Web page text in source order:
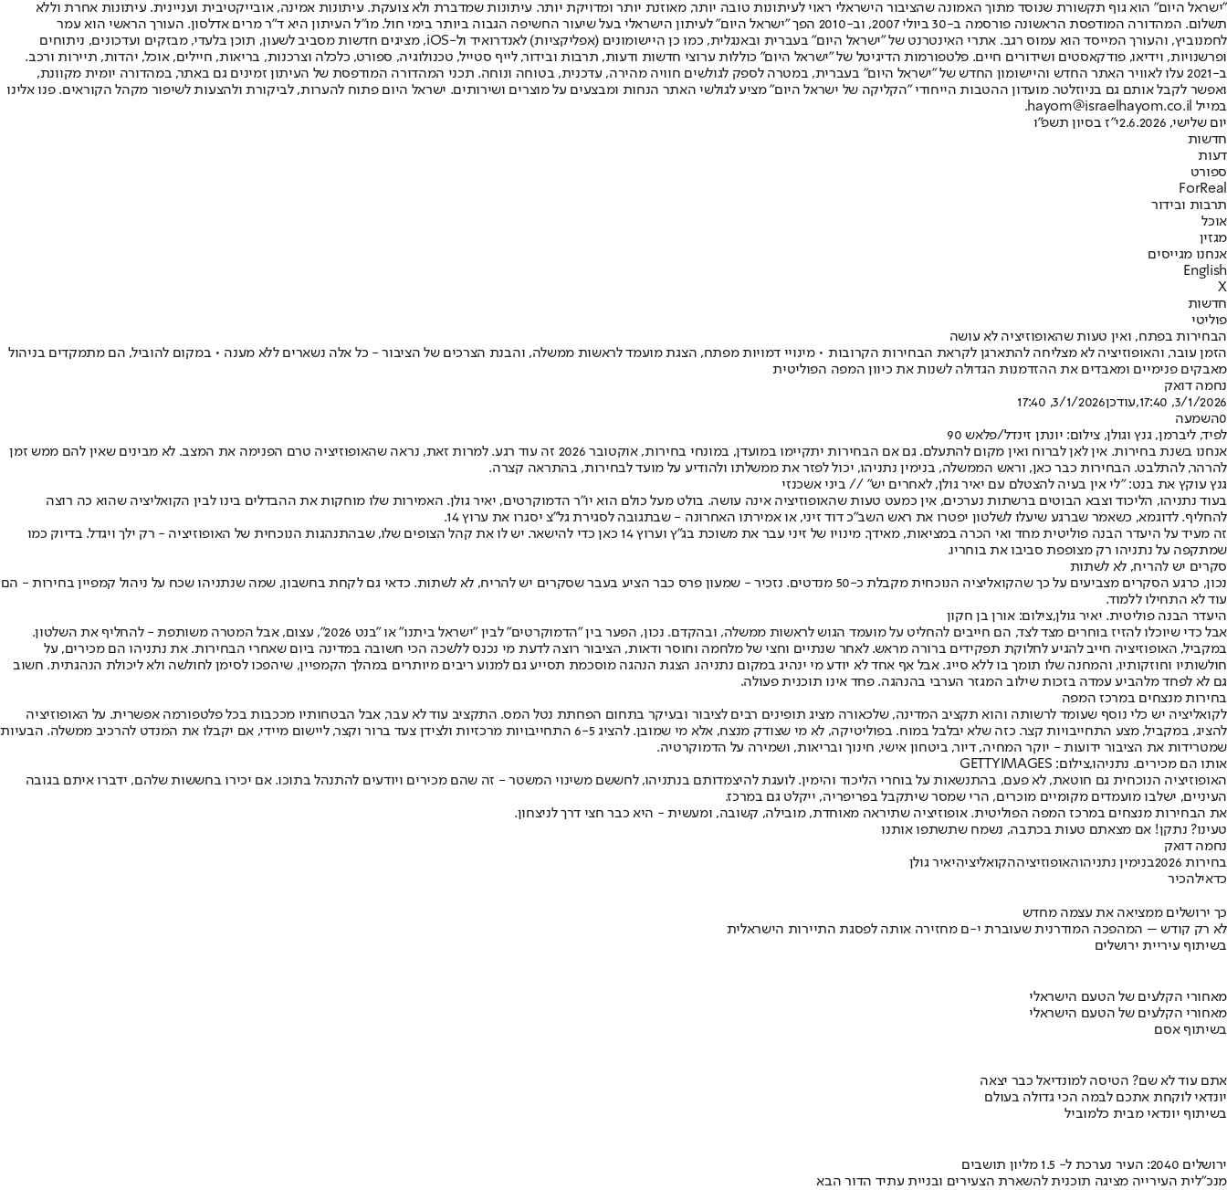
"ישראל היום" הוא גוף תקשורת שנוסד מתוך האמונה שהציבור הישראלי ראוי לעיתונות טובה יותר, מאוזנת יותר ומדויקת יותר. עיתונות שמדברת ולא צועקת. עיתונות אמינה, אובייקטיבית ועניינית. עיתונות אחרת וללא
תשלום. המהדורה המודפסת הראשונה פורסמה ב-30 ביולי 2007, וב-2010 הפך "ישראל היום" לעיתון הישראלי בעל שיעור החשיפה הגבוה ביותר בימי חול. מו"ל העיתון היא ד"ר מרים אדלסון. העורך הראשי הוא עמר
לחמנוביץ, והעורך המייסד הוא עמוס רגב. אתרי האינטרנט של "ישראל היום" בעברית ובאנגלית, כמו כן היישומונים (אפליקציות) לאנדרואיד ול-iOS, מציגים חדשות מסביב לשעון, תוכן בלעדי, מבזקים ועדכונים, ניתוחים
ופרשנויות, וידיאו, פודקאסטים ושידורים חיים. פלטפורמות הדיגיטל של "ישראל היום" כוללות ערוצי חדשות ודעות, תרבות ובידור, לייף סטייל, טכנולוגיה, ספורט, כלכלה וצרכנות, בריאות, חיילים, אוכל, יהדות, תיירות ורכב.
ב-2021 עלו לאוויר האתר החדש והיישומון החדש של "ישראל היום" בעברית, במטרה לספק לגולשים חוויה מהירה, עדכנית, בטוחה ונוחה. תכני המהדורה המודפסת של העיתון זמינים גם באתר, במהדורה יומית מקוונת,
ואפשר לקבל אותם גם בניוזלטר. מועדון ההטבות הייחודי "הקליקה של ישראל היום" מציע לגולשי האתר הנחות ומבצעים על מוצרים ושירותים. ישראל היום פתוח להערות, לביקורת ולהצעות לשיפור מקהל הקוראים. פנו אלינו
במייל hayom@israelhayom.co.il.
יום שלישי, 2.6.2026
י"ז בסיון תשפ"ו
חדשות
דעות
ספורט
ForReal
תרבות ובידור
אוכל
מגזין
אנחנו מגייסים
English
X
חדשות
פוליטי
הבחירות בפתח, ואין טעות שהאופוזיציה לא עושה
הזמן עובר, והאופוזיציה לא מצליחה להתארגן לקראת הבחירות הקרובות • מינויי דמויות מפתח, הצגת מועמד לראשות ממשלה, והבנת הצרכים של הציבור - כל אלה נשארים ללא מענה • במקום להוביל, הם מתמקדים בניהול
מאבקים פנימיים ומאבדים את ההזדמנות הגדולה לשנות את כיוון המפה הפוליטית
נחמה דואק
3/1/2026, 17:40
,עודכן3/1/2026, 17:40
0השמעה
לפיד, ליברמן, גנץ וגולן, צילום: יונתן זינדל/פלאש 90
אנחנו בשנת בחירות. אין לאן לברוח ואין מקום להתעלם. גם אם הבחירות יתקיימו במועדן, במונחי בחירות, אוקטובר 2026 זה עוד רגע. למרות זאת, נראה שהאופוזיציה טרם הפנימה את המצב. לא מבינים שאין להם ממש זמן
להרהר, להתלבט. הבחירות כבר כאן, וראש הממשלה, בנימין נתניהו, יכול לפזר את ממשלתו ולהודיע על מועד לבחירות, בהתראה קצרה.
גנץ עוקץ את בנט: "לי אין בעיה להצטלם עם יאיר גולן, לאחרים יש" // ביני אשכנזי
בעוד נתניהו, הליכוד וצבא הבוטים ברשתות נערכים, אין כמעט טעות שהאופוזיציה אינה עושה. בולט מעל כולם הוא יו"ר הדמוקרטים, יאיר גולן. האמירות שלו מוחקות את ההבדלים בינו לבין הקואליציה שהוא כה רוצה
להחליף. לדוגמא, כשאמר שברגע שיעלו לשלטון יפטרו את ראש השב"כ דוד זיני, או אמירתו האחרונה - שבתגובה לסגירת גל"צ יסגרו את ערוץ 14.
זה מעיד על היעדר הבנה פוליטית מחד ואי הכרה במציאות, מאידך. מינויו של זיני עבר את משוכת בג"ץ וערוץ 14 כאן כדי להישאר. יש לו את קהל הצופים שלו, שבהתנהגות הנוכחית של האופוזיציה - רק ילך ויגדל. בדיוק כמו
שמתקפה על נתניהו רק מצופפת סביבו את בוחריו.
סקרים יש להריח, לא לשתות
נכון, כרגע הסקרים מצביעים על כך שהקואליציה הנוכחית מקבלת כ-50 מנדטים. נזכיר - שמעון פרס כבר הציע בעבר שסקרים יש להריח, לא לשתות. כדאי גם לקחת בחשבון, שמה שנתניהו שכח על ניהול קמפיין בחירות - הם
עוד לא התחילו ללמוד.
היעדר הבנה פוליטית. יאיר גולן,צילום: אורן בן חקון
אבל כדי שיוכלו להזיז בוחרים מצד לצד, הם חייבים להחליט על מועמד הגוש לראשות ממשלה, ובהקדם. נכון, הפער בין "הדמוקרטים" לבין "ישראל ביתנו" או "בנט 2026", עצום, אבל המטרה משותפת - להחליף את השלטון.
במקביל, האופוזיציה חייב להגיע לחלוקת תפקידים ברורה מראש. לאחר שנתיים וחצי של מלחמה וחוסר ודאות, הציבור רוצה לדעת מי נכנס ללשכה הכי חשובה במדינה ביום שאחרי הבחירות. את נתניהו הם מכירים, על
חולשותיו וחוזקותיו, והמחנה שלו תומך בו ללא סייג. אבל אף אחד לא יודע מי ינהיג במקום נתניהו. הצגת הנהגה מוסכמת תסייע גם למנוע ריבים מיותרים במהלך הקמפיין, שיהפכו לסימן לחולשה ולא ליכולת הנהגתית. חשוב
גם לא לפחד מלהביע עמדה בזכות שילוב המגזר הערבי בהנהגה. פחד אינו תוכנית פעולה.
בחירות מנצחים במרכז המפה
לקואליציה יש כלי נוסף שעומד לרשותה והוא תקציב המדינה, שלכאורה מציג תופינים רבים לציבור ובעיקר בתחום הפחתת נטל המס. התקציב עוד לא עבר, אבל הבטחותיו מככבות בכל פלטפורמה אפשרית. על האופוזיציה
להציג, במקביל, מצע התחייבויות קצר. כזה שלא יבלבל במוח. בפוליטיקה, לא מי שצודק מנצח, אלא מי שמובן. להציג 6-5 התחייבויות מרכזיות ולצידן צעד ברור וקצר, ליישום מיידי, אם יקבלו את המנדט להרכיב ממשלה. הבעיות
שמטרידות את הציבור ידועות - יוקר המחיה, דיור, ביטחון אישי, חינוך ובריאות, ושמירה על הדמוקרטיה.
אותו הם מכירים. נתניהו,צילום: GETTYIMAGES
האופוזיציה הנוכחית גם חוטאת, לא פעם, בהתנשאות על בוחרי הליכוד והימין. לועגת להיצמדותם בנתניהו, לחששם משינוי המשטר - זה שהם מכירים ויודעים להתנהל בתוכו. אם יכירו בחששות שלהם, ידברו איתם בגובה
העיניים, ישלבו מועמדים מקומיים מוכרים, הרי שמסר שיתקבל בפריפריה, ייקלט גם במרכז.
את הבחירות מנצחים במרכז המפה הפוליטית. אופוזיציה שתיראה מאוחדת, מובילה, קשובה, ומעשית - היא כבר חצי דרך לניצחון.
טעינו? נתקן! אם מצאתם טעות בכתבה, נשמח שתשתפו אותנו
נחמה דואק
בחירות 2026
בנימין נתניהוהאופוזיציההקואליציהיאיר גולן
כדאילהכיר
כך ירושלים ממציאה את עצמה מחדש
לא רק קודש – המהפכה המודרנית שעוברת י-ם מחזירה אותה לפסגת התיירות הישראלית
בשיתוף עיריית ירושלים
מאחורי הקלעים של הטעם הישראלי
מאחורי הקלעים של הטעם הישראלי
בשיתוף אסם
אתם עוד לא שם? הטיסה למונדיאל כבר יצאה
יונדאי לוקחת אתכם לבמה הכי גדולה בעולם
בשיתוף יונדאי מבית כלמוביל
ירושלים 2040: העיר נערכת ל- 1.5 מליון תושבים
מנכ"לית העירייה מציגה תוכנית להשארת הצעירים ובניית עתיד הדור הבא